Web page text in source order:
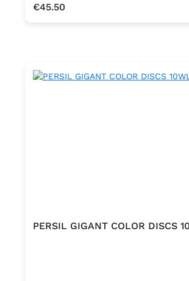
Regular price:
€45.50
PERSIL GIGANT COLOR DISCS